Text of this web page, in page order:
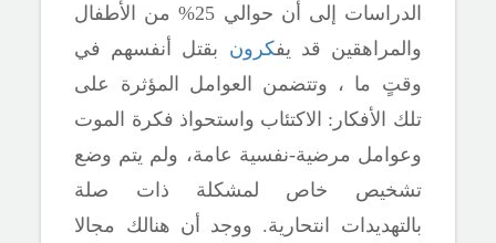
الدراسات إلى أن حوالي
25% من الأطفال
والمراهقين قد يفكرون بقتل أنفسهم في
وقتٍ ما ، وتتضمن العوامل المؤثرة على
تلك الأفكار: الاكتئاب واستحواذ فكرة الموت
وعوامل مرضية-نفسية عامة، ولم يتم وضع
تشخيص خاص لمشكلة ذات صلة
بالتهديدات انتحارية. ووجد أن هنالك مجالا